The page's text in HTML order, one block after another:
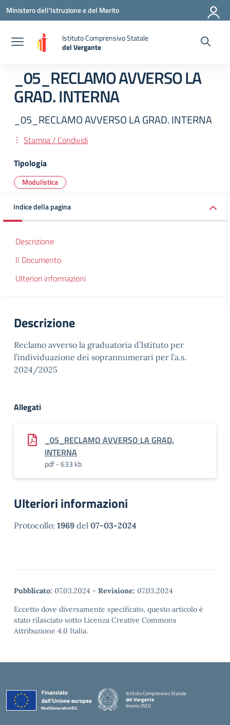
Vai ai contenuti
Vai al menu di navigazione
Vai al footer
Ministero dell'Istruzione e del Merito
Istituto Comprensivo Statale
del Vergante
— Visita la pagina iniziale della scuola
_05_RECLAMO AVVERSO LA
GRAD. INTERNA
_05_RECLAMO AVVERSO LA GRAD. INTERNA
Stampa / Condividi
Tipologia
Modulistica
Indice della pagina
Descrizione
Il Documento
Ulteriori informazioni
Descrizione
Reclamo avverso la graduatoria d’Istituto per
l’individuazione dei soprannumerari per l’a.s.
2024/2025
Allegati
_05_RECLAMO AVVERSO LA GRAD.
INTERNA
pdf - 633 kb
Ulteriori informazioni
Protocollo: 1969 del 07-03-2024
Pubblicato: 07.03.2024 - Revisione: 07.03.2024
Eccetto dove diversamente specificato, questo articolo è
stato rilasciato sotto Licenza Creative Commons
Attribuzione 4.0 Italia.
Istituto Comprensivo Statale
del Vergante
Invorio (NO)